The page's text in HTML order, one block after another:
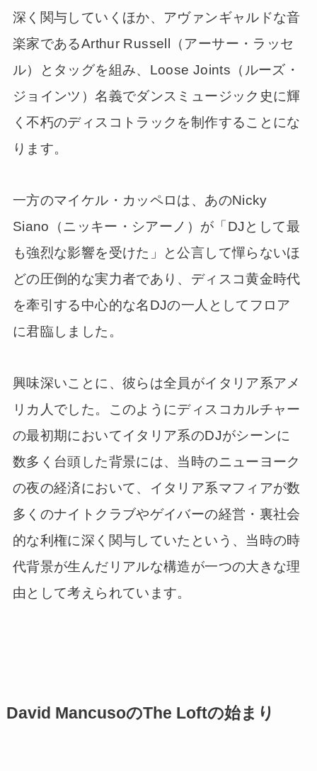
深く関与していくほか、アヴァンギャルドな音
楽家であるArthur Russell（アーサー・ラッセ
ル）とタッグを組み、Loose Joints（ルーズ・
ジョインツ）名義でダンスミュージック史に輝
く不朽のディスコトラックを制作することにな
ります。
一方のマイケル・カッペロは、あのNicky
Siano（ニッキー・シアーノ）が「DJとして最
も強烈な影響を受けた」と公言して憚らないほ
どの圧倒的な実力者であり、ディスコ黄金時代
を牽引する中心的な名DJの一人としてフロア
に君臨しました。
興味深いことに、彼らは全員がイタリア系アメ
リカ人でした。このようにディスコカルチャー
の最初期においてイタリア系のDJがシーンに
数多く台頭した背景には、当時のニューヨーク
の夜の経済において、イタリア系マフィアが数
多くのナイトクラブやゲイバーの経営・裏社会
的な利権に深く関与していたという、当時の時
代背景が生んだリアルな構造が一つの大きな理
由として考えられています。
David MancusoのThe Loftの始まり